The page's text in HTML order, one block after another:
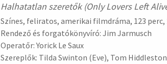
Halhatatlan szeretők (Only Lovers Left
Színes, feliratos, amerikai filmdráma, 123 perc,
Rendező és forgatókönyvíró: Jim Jarmusch
Operatőr: Yorick Le Saux
Szereplők: Tilda Swinton (Eve), Tom